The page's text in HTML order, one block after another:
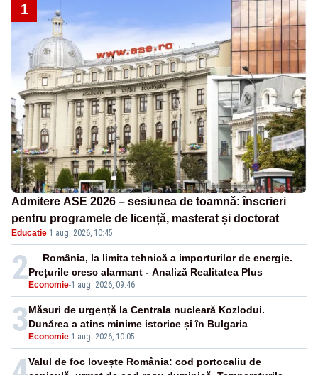
1
Admitere ASE 2026 – sesiunea de toamnă: înscrieri
pentru programele de licență, masterat și doctorat
Educatie·1 aug. 2026, 10:45
2 Economie-1 aug. 2026, 09:46
România, la limita tehnică a importurilor de energie.
Prețurile cresc alarmant - Analiză Realitatea Plus
3 Economie-1 aug. 2026, 10:05
Măsuri de urgență la Centrala nucleară Kozlodui.
Dunărea a atins minime istorice și în Bulgaria
Valul de foc lovește România: cod portocaliu de